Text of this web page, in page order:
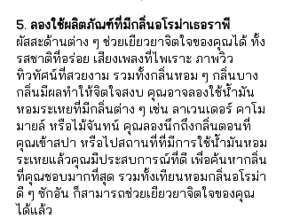
5. ลองใช้ผลิตภัณฑ์ที่มีกลิ่นอโรม่าเธอราพี
ผัสสะด้านต่าง ๆ ช่วยเยียวยาจิตใจของคุณได้ ทั้ง
รสชาติที่อร่อย เสียงเพลงที่ไพเราะ ภาพวิว
ทิวทัศน์ที่สวยงาม รวมทั้งกลิ่นหอม ๆ กลิ่นบาง
กลิ่นมีผลทำให้จิตใจสงบ คุณอาจลองใช้น้ำมัน
หอมระเหยที่มีกลิ่นต่าง ๆ เช่น ลาเวนเดอร์ คาโม
มายล์ หรือไม้จันทน์ คุณลองนึกถึงกลิ่นตอนที่
คุณเข้าสปา หรือไปสถานที่ที่มีการใช้น้ำมันหอม
ระเหยแล้วคุณมีประสบการณ์ที่ดี เพื่อค้นหากลิ่น
ที่คุณชอบมากที่สุด รวมทั้งเทียนหอมกลิ่นอโรม่า
ดี ๆ ซักอัน ก็สามารถช่วยเยียวยาจิตใจของคุณ
ได้แล้ว